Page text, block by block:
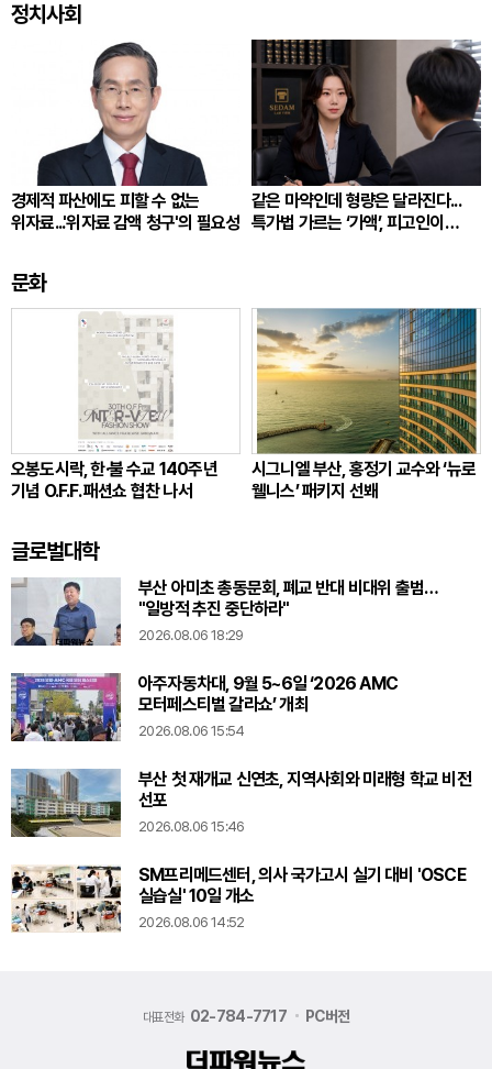
정치사회
경제적 파산에도 피할 수 없는
위자료...'위자료 감액 청구'의 필요성
같은 마약인데 형량은 달라진다...
특가법 가르는 ‘가액’, 피고인이
문화
오봉도시락, 한·불 수교 140주년
기념 O.F.F. 패션쇼 협찬 나서
시그니엘 부산, 홍정기 교수와 ‘뉴로
웰니스’ 패키지 선봬
글로벌대학
부산 아미초 총동문회, 폐교 반대 비대위 출범…
"일방적 추진 중단하라"
2026.08.06 18:29
아주자동차대, 9월 5~6일 ‘2026 AMC
모터페스티벌 갈라쇼’ 개최
2026.08.06 15:54
부산 첫 재개교 신연초, 지역사회와 미래형 학교 비전
선포
2026.08.06 15:46
SM프리메드센터, 의사 국가고시 실기 대비 'OSCE
실습실' 10일 개소
2026.08.06 14:52
대표전화 02-784-7717 PC버전